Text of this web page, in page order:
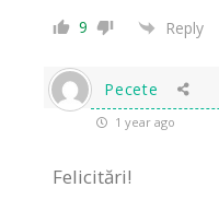
9 Reply
Pecete
1 year ago
Felicitări!